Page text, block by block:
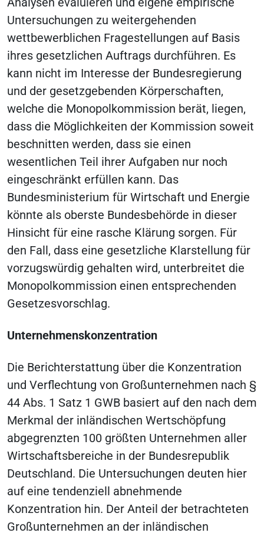
Untersuchungen zu weitergehenden
wettbewerblichen Fragestellungen auf Basis
ihres gesetzlichen Auftrags durchführen. Es
kann nicht im Interesse der Bundesregierung
und der gesetzgebenden Körperschaften,
welche die Monopolkommission berät, liegen,
dass die Möglichkeiten der Kommission soweit
beschnitten werden, dass sie einen
wesentlichen Teil ihrer Aufgaben nur noch
eingeschränkt erfüllen kann. Das
Bundesministerium für Wirtschaft und Energie
könnte als oberste Bundesbehörde in dieser
Hinsicht für eine rasche Klärung sorgen. Für
den Fall, dass eine gesetzliche Klarstellung für
vorzugswürdig gehalten wird, unterbreitet die
Monopolkommission einen entsprechenden
Gesetzesvorschlag.
Unternehmenskonzentration
Die Berichterstattung über die Konzentration
und Verflechtung von Großunternehmen nach §
44 Abs. 1 Satz 1 GWB basiert auf den nach dem
Merkmal der inländischen Wertschöpfung
abgegrenzten 100 größten Unternehmen aller
Wirtschaftsbereiche in der Bundesrepublik
Deutschland. Die Untersuchungen deuten hier
auf eine tendenziell abnehmende
Konzentration hin. Der Anteil der betrachteten
Großunternehmen an der inländischen